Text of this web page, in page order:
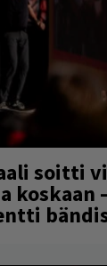
soitti
koskaan